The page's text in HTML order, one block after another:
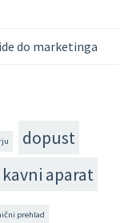
do marketinga
dopust
kavni aparat
prehlad